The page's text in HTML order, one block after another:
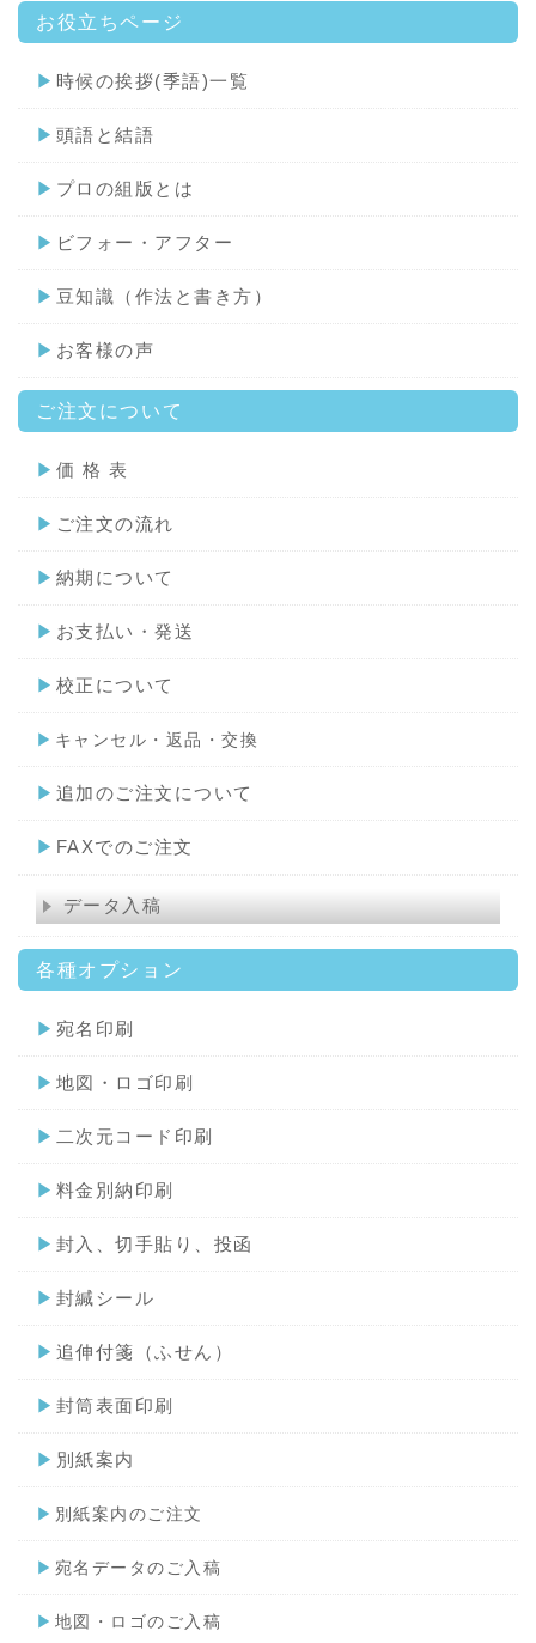
お役立ちページ
▶ 時候の挨拶(季語)一覧
▶ 頭語と結語
▶ プロの組版とは
▶ ビフォー・アフター
▶ 豆知識（作法と書き方）
▶ お客様の声
ご注文について
▶ 価 格 表
▶ ご注文の流れ
▶ 納期について
▶ お支払い・発送
▶ 校正について
▶ キャンセル・返品・交換
▶ 追加のご注文について
▶ FAXでのご注文
データ入稿
各種オプション
▶ 宛名印刷
▶ 地図・ロゴ印刷
▶ 二次元コード印刷
▶ 料金別納印刷
▶ 封入、切手貼り、投函
▶ 封緘シール
▶ 追伸付箋（ふせん）
▶ 封筒表面印刷
▶ 別紙案内
▶ 別紙案内のご注文
▶ 宛名データのご入稿
▶ 地図・ロゴのご入稿